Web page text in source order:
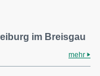
im Breisgau
mehr